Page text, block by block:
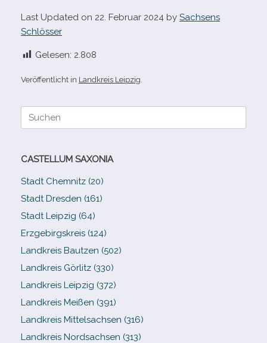
Last Updated on 22. Februar 2024 by Sachsens
Schlösser
Gelesen: 2.808
Veröffentlicht in Landkreis Leipzig
Suche
CASTELLUM SAXONIA
Stadt Chemnitz (20)
Stadt Dresden (161)
Stadt Leipzig (64)
Erzgebirgskreis (124)
Landkreis Bautzen (502)
Landkreis Görlitz (330)
Landkreis Leipzig (372)
Landkreis Meißen (391)
Landkreis Mittelsachsen (316)
Landkreis Nordsachsen (313)